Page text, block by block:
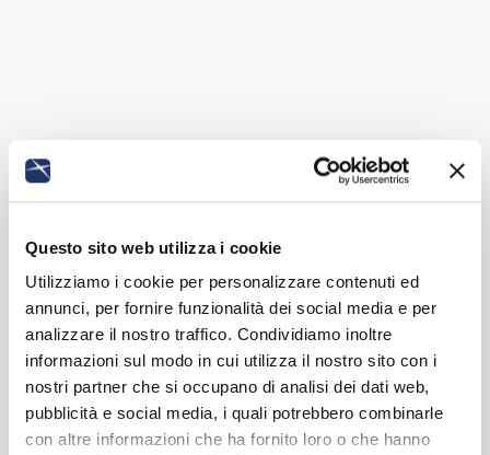
Questo sito web utilizza i cookie
Utilizziamo i cookie per personalizzare contenuti ed
annunci, per fornire funzionalità dei social media e per
analizzare il nostro traffico. Condividiamo inoltre
informazioni sul modo in cui utilizza il nostro sito con i
nostri partner che si occupano di analisi dei dati web,
pubblicità e social media, i quali potrebbero combinarle
con altre informazioni che ha fornito loro o che hanno